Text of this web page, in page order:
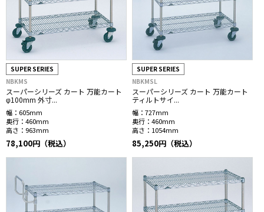
SUPER SERIES
NBKMS
スーパーシリーズ カート 万能カート
φ100mm 外寸...
幅： 605mm
奥行： 460mm
高さ： 963mm
78,100円（税込）
SUPER SERIES
NBKMSL
スーパーシリーズ カート 万能カート
ティルトサイ...
幅： 727mm
奥行： 460mm
高さ： 1054mm
85,250円（税込）